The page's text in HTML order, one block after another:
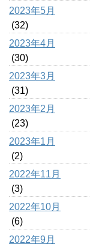
2023年5月
(32)
2023年4月
(30)
2023年3月
(31)
2023年2月
(23)
2023年1月
(2)
2022年11月
(3)
2022年10月
(6)
2022年9月